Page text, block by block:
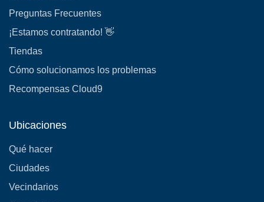
Preguntas Frecuentes
¡Estamos contratando! 👋
Tiendas
Cómo solucionamos los problemas
Recompensas Cloud9
Ubicaciones
Qué hacer
Ciudades
Vecindarios